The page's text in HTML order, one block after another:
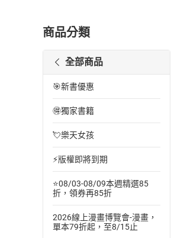
商品分類
全部商品
🎯新書優惠
🉐獨家書籍
💘樂天女孩
⚡版權即將到期
⭐08/03-08/09本週精選85
折，領券再85折
2026線上漫畫博覽會-漫畫，
單本79折起，至8/15止